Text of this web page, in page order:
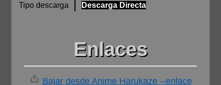
Tipo descarga
Descarga Directa
Enlaces
Bajar desde Anime Harukaze --enlace